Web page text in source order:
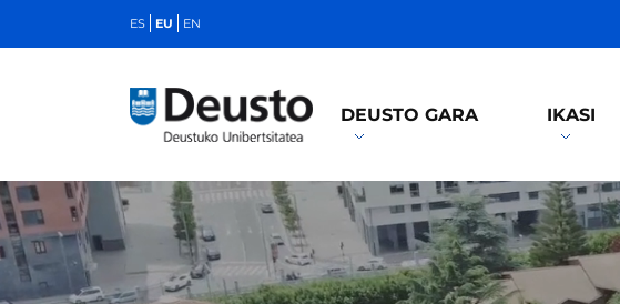
ES EU EN
DEUSTO GARA IKASI